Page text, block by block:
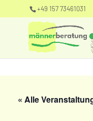
+49 157 73461031
« Alle